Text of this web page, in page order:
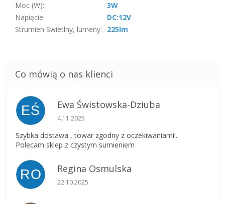
Moc (W):
3W
Napięcie:
DC:12V
Strumien Swietlny, lumeny: 225lm
EŚ Ewa Świstowska-Dziuba
Ocena sklepu to 5 na 5 gwiazdek.
4.11.2025
Szybka dostawa , towar zgodny z oczekiwaniami!.
Polecam sklep z czystym sumieniem
RO Regina Osmulska
Ocena sklepu to 5 na 5 gwiazdek.
22.10.2025